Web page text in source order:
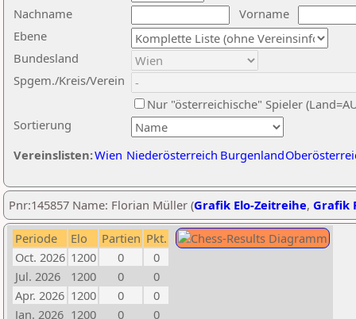
Nachname
Vorname
Ebene
Sortierung
Bundesland
Spgem./Kreis/Verein
Nur "österreichische" Spieler
Vereinslisten:Wien Niederösterreich Burgenland
Pnr:145857 Name: Florian Müller (Grafik Elo-Zeitreihe, Grafik
Periode Elo Partien Pkt.
Oct. 2026 1200 0
0
Jul. 2026
1200 0
0
Apr. 2026 1200 0
0
Jan. 2026 1200 0
0